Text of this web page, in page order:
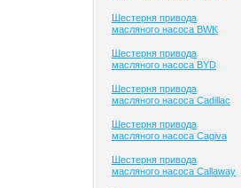
Шестерня привода
масляного насоса BWK
Шестерня привода
масляного насоса BYD
Шестерня привода
масляного насоса Cadillac
Шестерня привода
масляного насоса Cagiva
Шестерня привода
масляного насоса Callaway